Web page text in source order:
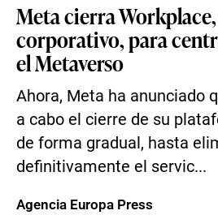
Meta cierra
corporativo, para
el Metaverso
Ahora, Meta ha anunciado
a cabo el cierre de su
de forma gradual, hasta
definitivamente el servic...
Agencia Europa Press